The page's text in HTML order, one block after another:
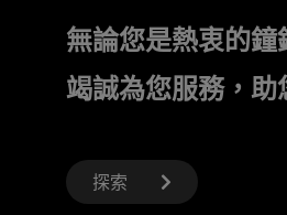
無論您是熱衷的
竭誠為您服務，
探索